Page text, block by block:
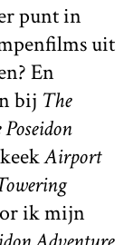
punt in
uit
En
bij The
Airport
ik mijn